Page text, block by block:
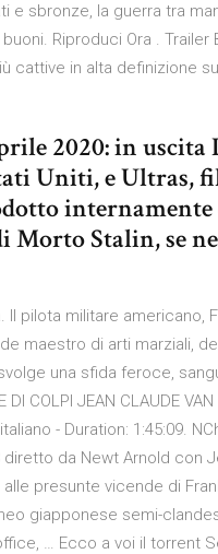
e sbronze, la guerra tra
Riproduci Ora . Trailer
cattive in alta definizione
2020: in uscita
Uniti, e Ultras,
internamente
Morto Stalin, se
pilota militare americano,
maestro di arti marziali,
una sfida feroce,
COLPI JEAN CLAUDE VAN
- Duration: 1:45:09.
da Newt Arnold con
presunte vicende di
giapponese semi-
… Ecco a voi il torrent